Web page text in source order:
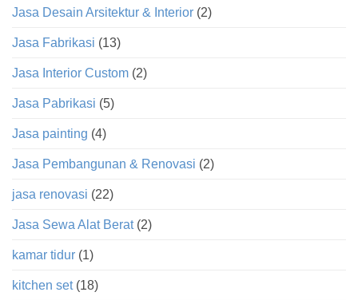
Jasa Desain Arsitektur & Interior (2)
Jasa Fabrikasi (13)
Jasa Interior Custom (2)
Jasa Pabrikasi (5)
Jasa painting (4)
Jasa Pembangunan & Renovasi (2)
jasa renovasi (22)
Jasa Sewa Alat Berat(2)
kamar tidur (1)
kitchen set(18)